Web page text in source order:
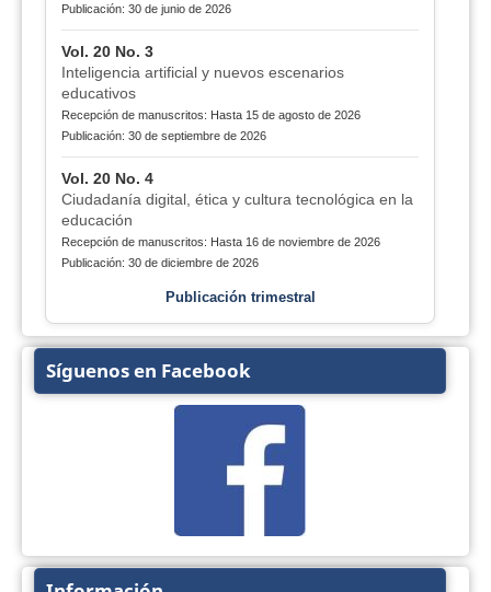
Publicación: 30 de junio de 2026
Vol. 20 No. 3
Inteligencia artificial y nuevos escenarios
educativos
Recepción de manuscritos: Hasta 15 de agosto de 2026
Publicación: 30 de septiembre de 2026
Vol. 20 No. 4
Ciudadanía digital, ética y cultura tecnológica en la
educación
Recepción de manuscritos: Hasta 16 de noviembre de 2026
Publicación: 30 de diciembre de 2026
Publicación trimestral
Síguenos en Facebook